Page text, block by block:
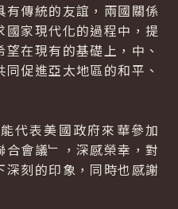
傳統的友誼，兩國關係
家現代化的過程中，提
在現有的基礎上，中、
促進亞太地區的和平、
表美國政府來華參加
合會議﹂，深感榮幸，對
刻的印象，同時也感謝